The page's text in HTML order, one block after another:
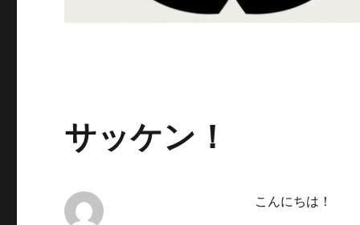
サッケン！
こんにちは！